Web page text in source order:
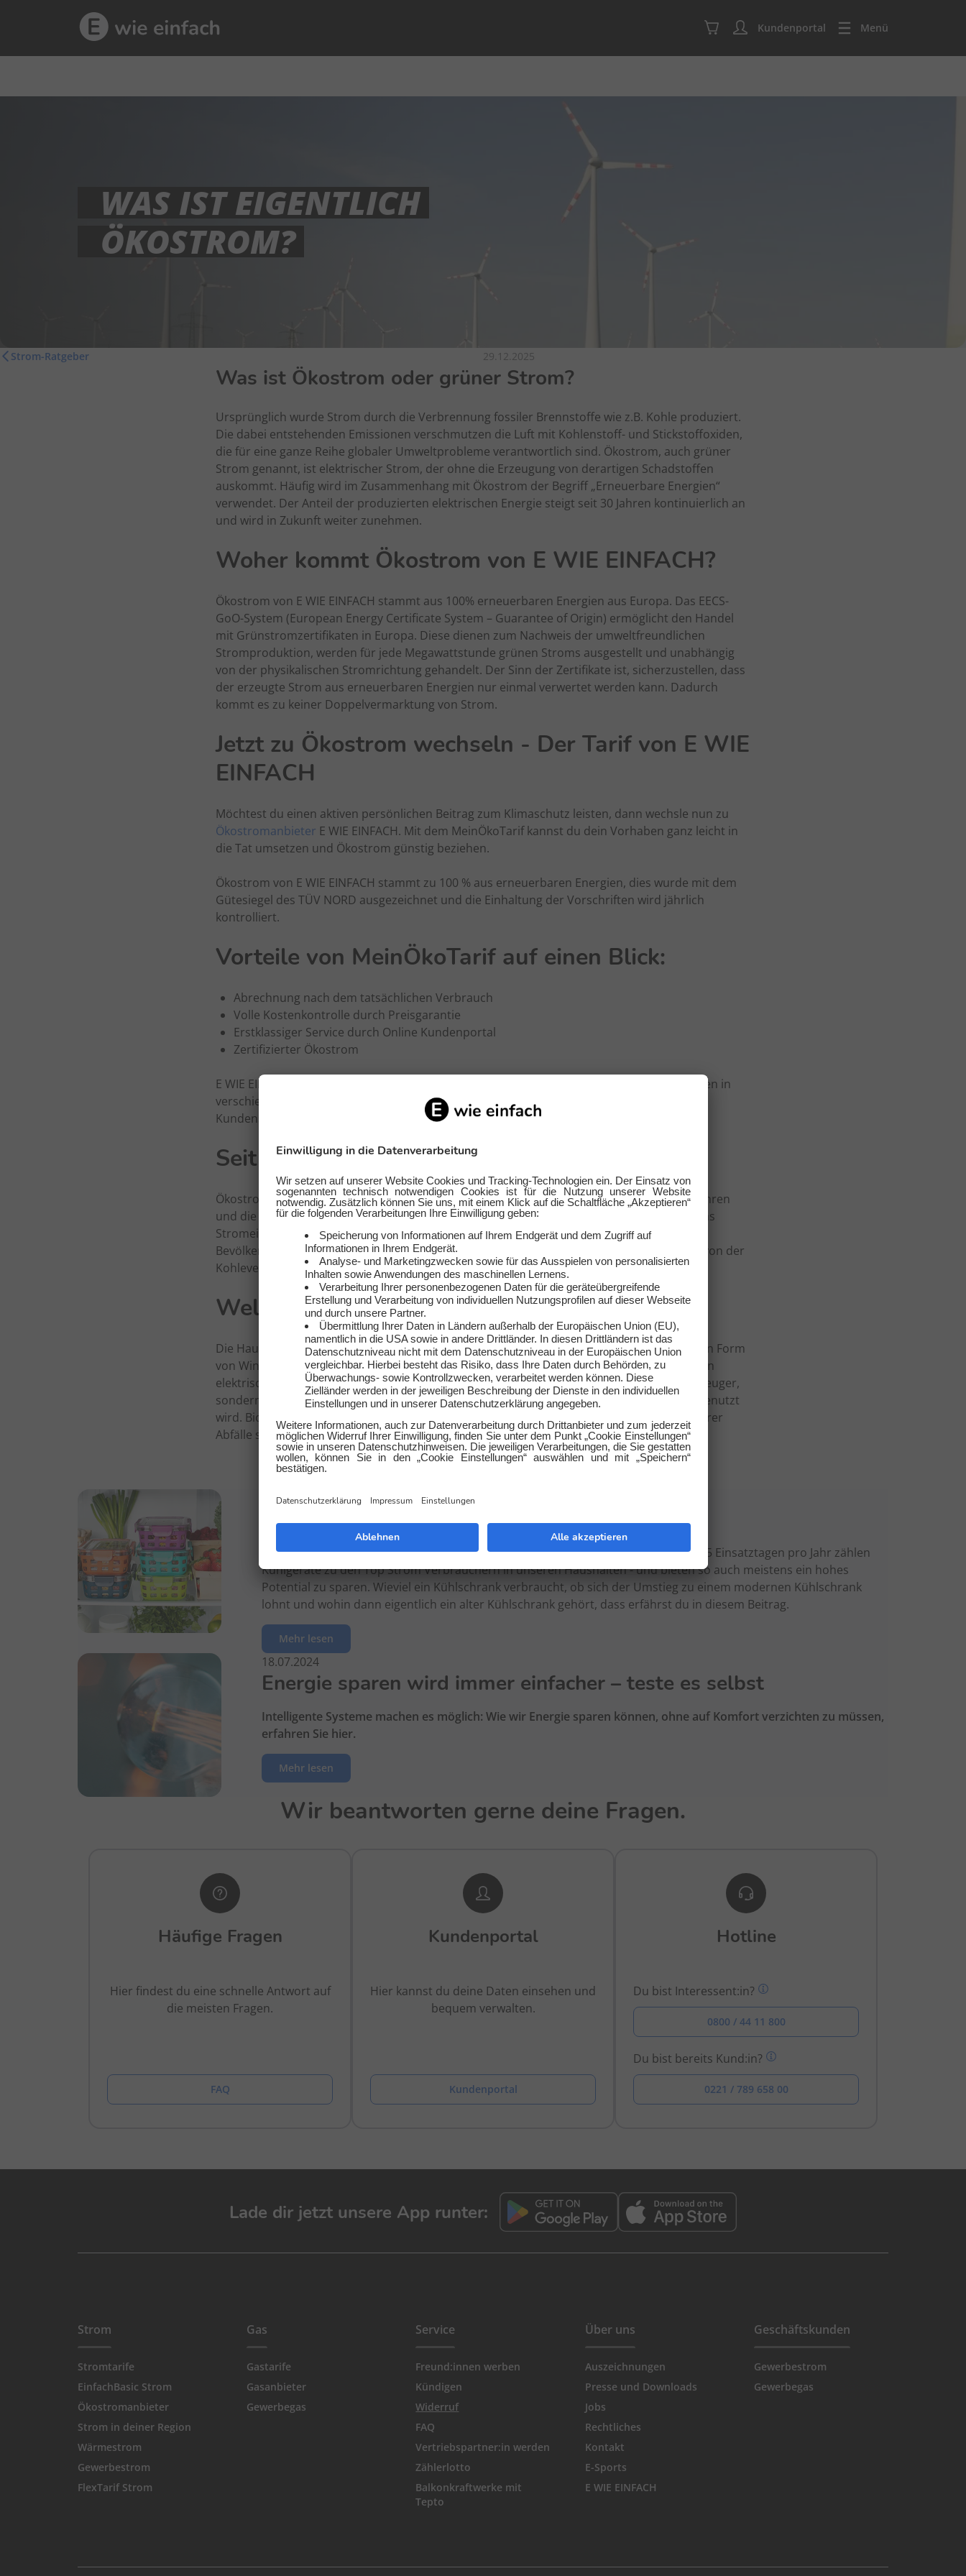
Kundenportal Menü
WAS IST EIGENTLICH
ÖKOSTROM?
Strom-Ratgeber 29.12.2025
Was ist Ökostrom oder grüner Strom?
Ursprünglich wurde Strom durch die Verbrennung fossiler Brennstoffe wie z.B. Kohle produziert.
Die dabei entstehenden Emissionen verschmutzen die Luft mit Kohlenstoff- und Stickstoffoxiden,
die für eine ganze Reihe globaler Umweltprobleme verantwortlich sind. Ökostrom, auch grüner
Strom genannt, ist elektrischer Strom, der ohne die Erzeugung von derartigen Schadstoffen
auskommt. Häufig wird im Zusammenhang mit Ökostrom der Begriff „Erneuerbare Energien“
verwendet. Der Anteil der produzierten elektrischen Energie steigt seit 30 Jahren kontinuierlich an
und wird in Zukunft weiter zunehmen.
Woher kommt Ökostrom von E WIE EINFACH?
Ökostrom von E WIE EINFACH stammt aus 100% erneuerbaren Energien aus Europa. Das EECS-
GoO-System (European Energy Certificate System – Guarantee of Origin) ermöglicht den Handel
mit Grünstromzertifikaten in Europa. Diese dienen zum Nachweis der umweltfreundlichen
Stromproduktion, werden für jede Megawattstunde grünen Stroms ausgestellt und unabhängig
von der physikalischen Stromrichtung gehandelt. Der Sinn der Zertifikate ist, sicherzustellen, dass
der erzeugte Strom aus erneuerbaren Energien nur einmal verwertet werden kann. Dadurch
kommt es zu keiner Doppelvermarktung von Strom.
Jetzt zu Ökostrom wechseln - Der Tarif von E WIE
EINFACH
Möchtest du einen aktiven persönlichen Beitrag zum Klimaschutz leisten, dann wechsle nun zu
Ökostromanbieter E WIE EINFACH. Mit dem MeinÖkoTarif kannst du dein Vorhaben ganz leicht in
die Tat umsetzen und Ökostrom günstig beziehen.
Ökostrom von E WIE EINFACH stammt zu 100 % aus erneuerbaren Energien, dies wurde mit dem
Gütesiegel des TÜV NORD ausgezeichnet und die Einhaltung der Vorschriften wird jährlich
kontrolliert.
Vorteile von MeinÖkoTarif auf einen Blick:
Abrechnung nach dem tatsächlichen Verbrauch
Volle Kostenkontrolle durch Preisgarantie
Erstklassiger Service durch Online Kundenportal
Zertifizierter Ökostrom
E WIE EINFACH überzeugt bei Stiftung Warentest, Verivox, Check24 oder andere Institutionen in
verschiedenen Kategorien wie Servicequalität, Preisgarantie, Vertragsbedingungen oder
Kundenservice mit dem Qualitätsurteil "Sehr gut".
Seit wann existiert Ökostrom?
Ökostrom existiert schon sehr lange, gewann aber erst durch die Ölkrisen in den 1970er Jahren
und die Katastrophe von Tschernobyl 1986 an Bedeutung. Einen wichtigen Schritt stellte das
Stromeinspeisungsgesetz von 1990 dar. In diesem Zeitraum fand ein Umdenken bei der
Bevölkerung beim Thema Energiewirtschaft statt. Seitdem geht der allgemeine Trend weg von der
Kohleverbrennung und hin zu Energiequellen, die sich schadstoffarm anzapfen lassen.
Welche Quellen für Ökostrom gibt es?
Die Hauptquellen für Ökostrom sind Wind, Biomasse, Sonne und Wasser. Windkraftwerke in Form
von Windrädern sind im ganzen Land verteilt. Sonnenenergie wird in Photovoltaikanlagen in
elektrische Spannung umgewandelt. Diese Form des Ökostroms ist nicht nur für große Erzeuger,
sondern auch für Privathaushalte interessant, weil die Dachfläche zur Energieerzeugung genutzt
wird. Biogasanlagen werden zum Beispiel von Landwirten betrieben, die damit einen Teil ihrer
Abfälle sinnvoll verwerten können.
Ähnliche Ratgeber-Artikel
26.01.2025
Stromverbrauch deines Kühlschranks
Egal ob Kühl-Gefrier-Kombi, Side-by-Side, großer oder kleiner Kühlschrank - mit 365 Einsatztagen pro Jahr zählen
Kühlgeräte zu den Top Strom Verbrauchern in unseren Haushalten - und bieten so auch meistens ein hohes
Potential zu sparen. Wieviel ein Kühlschrank verbraucht, ob sich der Umstieg zu einem modernen Kühlschrank
lohnt und wohin dann eigentlich ein alter Kühlschrank gehört, dass erfährst du in diesem Beitrag.
Mehr lesen
18.07.2024
Energie sparen wird immer einfacher – teste es selbst
Intelligente Systeme machen es möglich: Wie wir Energie sparen können, ohne auf Komfort verzichten zu müssen,
erfahren Sie hier.
Mehr lesen
Wir beantworten gerne deine Fragen.
Häufige Fragen
Hier findest du eine schnelle Antwort auf
die meisten Fragen.
FAQ
Kundenportal
Hier kannst du deine Daten einsehen und
bequem verwalten.
Kundenportal
Hotline
Du bist Interessent:in?
0800 / 44 11 800
Du bist bereits Kund:in?
0221 / 789 658 00
Lade dir jetzt unsere App runter:
Strom
Stromtarife
EinfachBasic Strom
Ökostromanbieter
Strom in deiner Region
Wärmestrom
Gewerbestrom
FlexTarif Strom
Gas
Gastarife
Gasanbieter
Gewerbegas
Service
Freund:innen werben
Kündigen
Widerruf
FAQ
Vertriebspartner:in werden
Zählerlotto
Balkonkraftwerke mit
Tepto
Über uns
Auszeichnungen
Presse und Downloads
Jobs
Rechtliches
Kontakt
E-Sports
E WIE EINFACH
Geschäftskunden
Gewerbestrom
Gewerbegas